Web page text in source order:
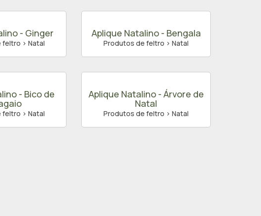
- Ginger
> Natal
Aplique Natalino - Bengala
Produtos de feltro > Natal
- Bico de
> Natal
Aplique Natalino - Árvore de
Natal
Produtos de feltro > Natal